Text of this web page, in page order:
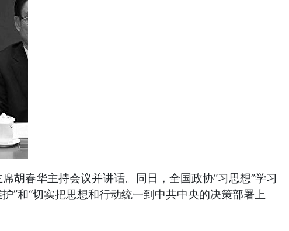
胡春华主持会议并讲话。同日，全国政协“习思想”学习
”和“切实把思想和行动统一到中共中央的决策部署上